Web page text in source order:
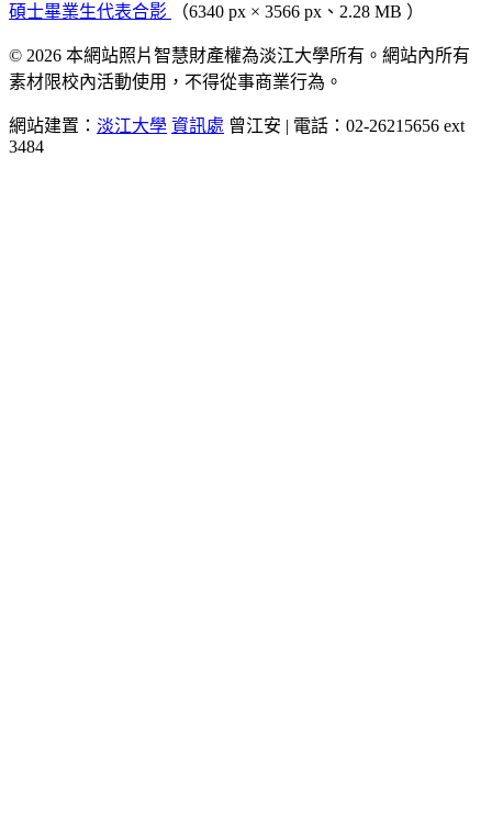
碩士畢業生代表合影 （6340 px × 3566 px、2.28 MB ）
© 2026 本網站照片智慧財產權為淡江大學所有。網站內所有
素材限校內活動使用，不得從事商業行為。
網站建置： 淡江大學 資訊處 曾江安 | 電話：02-26215656 ext
3484